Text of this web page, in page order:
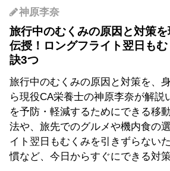
神原李奈
旅行中のむくみの原因と対策
伝授！ロングフライト翌日も
訣3つ
旅行中のむくみの原因と対策を、
ら現役CA栄養士の神原李奈が解説
を予防・軽減するためにできる移
法や、旅先でのグルメや機内食の
イト翌日もむくみを引きずらない
慣など、今日からすぐにできる対